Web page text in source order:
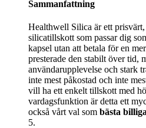
Sammanfattning
Healthwell Silica är ett
silicatillskott som passar dig
kapsel utan att betala för en
presterade den stabilt över tid,
användarupplevelse och stark
inte mest påkostad och inte
vill ha ett enkelt tillskott med
vardagsfunktion är detta ett
också vårt val som bästa billiga
5.